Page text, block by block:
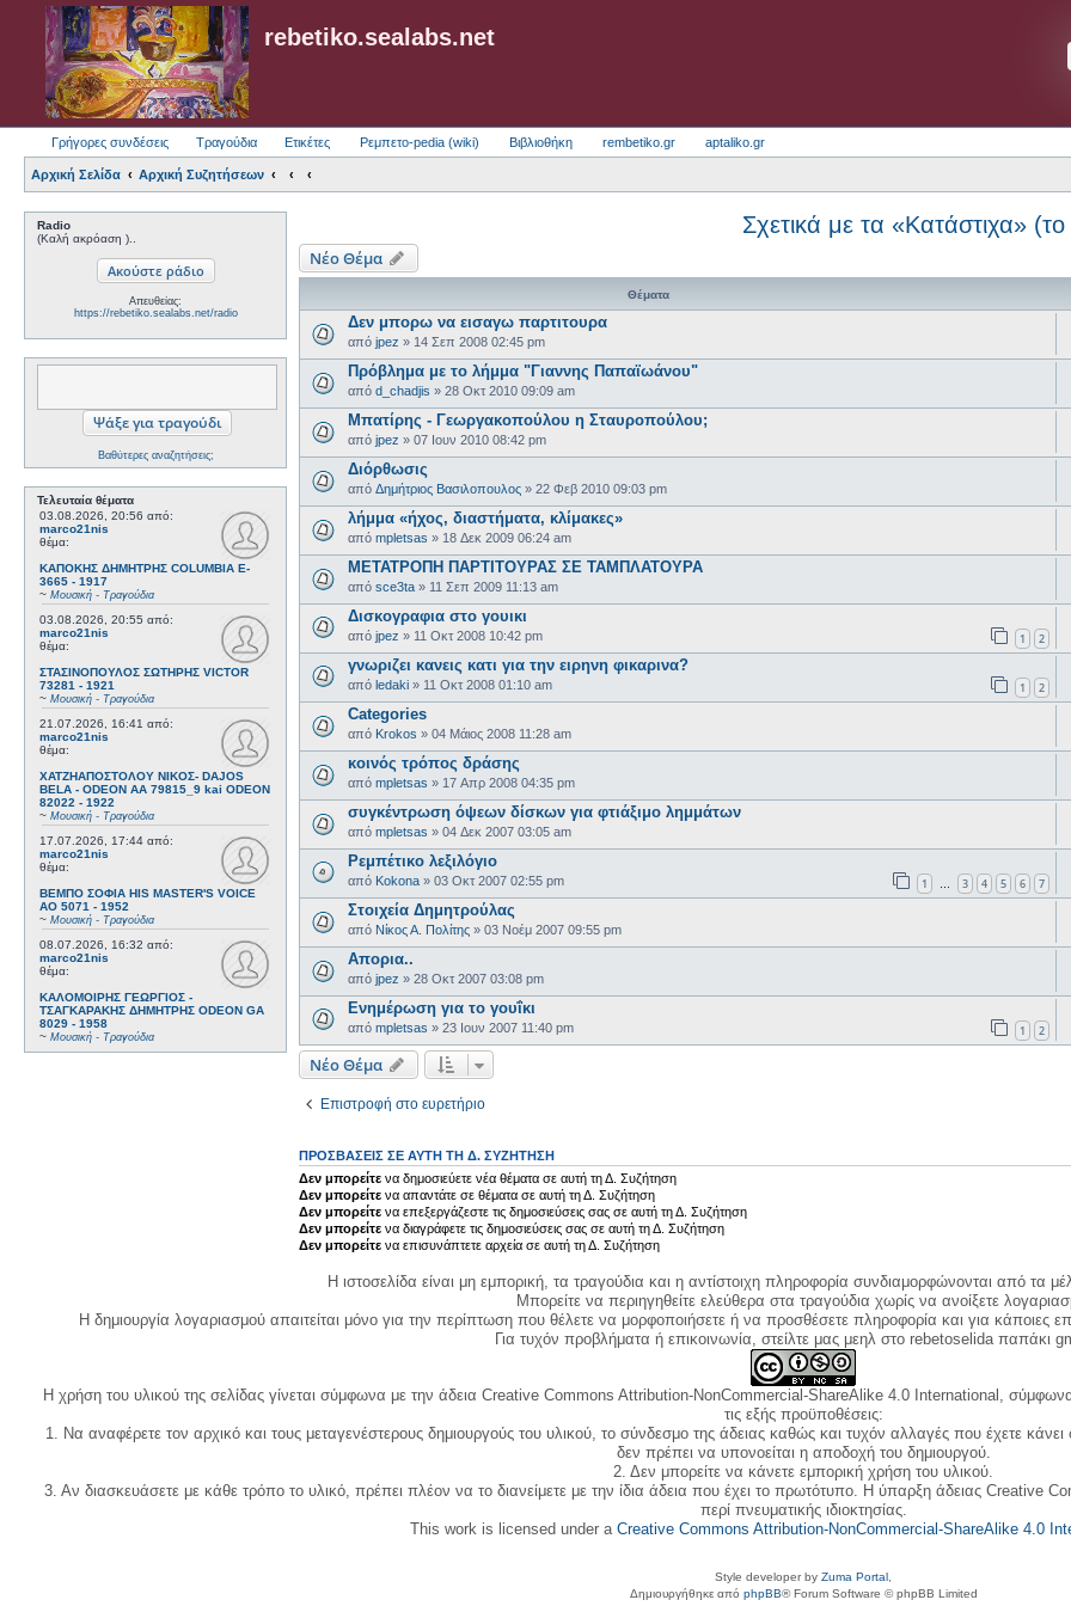
rebetiko.sealabs.net
Γρήγορες συνδέσεις Τραγούδια Ετικέτες Ρεμπετο-pedia (wiki) Βιβλιοθήκη rembetiko.gr aptaliko.gr
Αρχική Σελίδα Αρχική Συζητήσεων
Radio
(Καλή ακρόαση )..
Απευθείας:
https://rebetiko.sealabs.net/radio
Βαθύτερες αναζητήσεις;
Τελευταία θέματα
03.08.2026, 20:56 από:
marco21nis
θέμα:
ΚΑΠΟΚΗΣ ΔΗΜΗΤΡΗΣ COLUMBIA E-
3665 - 1917
~ Μουσική - Τραγούδια
03.08.2026, 20:55 από:
marco21nis
θέμα:
ΣΤΑΣΙΝΟΠΟΥΛΟΣ ΣΩΤΗΡΗΣ VICTOR
73281 - 1921
~ Μουσική - Τραγούδια
21.07.2026, 16:41 από:
marco21nis
θέμα:
ΧΑΤΖΗΑΠΟΣΤΟΛΟΥ ΝΙΚΟΣ- DAJOS
BELA - ODEON AA 79815_9 kai ODEON
82022 - 1922
~ Μουσική - Τραγούδια
17.07.2026, 17:44 από:
marco21nis
θέμα:
ΒΕΜΠΟ ΣΟΦΙΑ HIS MASTER'S VOICE
AO 5071 - 1952
~ Μουσική - Τραγούδια
08.07.2026, 16:32 από:
marco21nis
θέμα:
ΚΑΛΟΜΟΙΡΗΣ ΓΕΩΡΓΙΟΣ -
ΤΣΑΓΚΑΡΑΚΗΣ ΔΗΜΗΤΡΗΣ ODEON GA
8029 - 1958
~ Μουσική - Τραγούδια
Σχετικά με τα «Κατάστιχα» (το
Νέο Θέμα
Θέματα
Δεν μπορω να εισαγω παρτιτουρα
από jpez » 14 Σεπ 2008 02:45 pm
Πρόβλημα με το λήμμα "Γιαννης Παπαϊωάνου"
από d_chadjis » 28 Οκτ 2010 09:09 am
Μπατίρης - Γεωργακοπούλου η Σταυροπούλου;
από jpez » 07 Ιουν 2010 08:42 pm
Διόρθωσις
από Δημήτριος Βασιλοπουλος » 22 Φεβ 2010 09:03 pm
λήμμα «ήχος, διαστήματα, κλίμακες»
από mpletsas » 18 Δεκ 2009 06:24 am
ΜΕΤΑΤΡΟΠΗ ΠΑΡΤΙΤΟΥΡΑΣ ΣΕ ΤΑΜΠΛΑΤΟΥΡΑ
από sce3ta » 11 Σεπ 2009 11:13 am
Δισκογραφια στο γουικι
από jpez » 11 Οκτ 2008 10:42 pm 1 2
γνωριζει κανεις κατι για την ειρηνη φικαρινα?
από ledaki » 11 Οκτ 2008 01:10 am 1 2
Categories
από Krokos » 04 Μάιος 2008 11:28 am
κοινός τρόπος δράσης
από mpletsas » 17 Απρ 2008 04:35 pm
συγκέντρωση όψεων δίσκων για φτιάξιμο λημμάτων
από mpletsas » 04 Δεκ 2007 03:05 am
Ρεμπέτικο λεξιλόγιο
από Kokona » 03 Οκτ 2007 02:55 pm 1 … 3 4 5 6 7
Στοιχεία Δημητρούλας
από Νίκος Α. Πολίτης » 03 Νοέμ 2007 09:55 pm
Απορια..
από jpez » 28 Οκτ 2007 03:08 pm
Ενημέρωση για το γουΐκι
από mpletsas » 23 Ιουν 2007 11:40 pm 1 2
Νέο Θέμα
Επιστροφή στο ευρετήριο
ΠΡΟΣΒΆΣΕΙΣ ΣΕ ΑΥΤΉ ΤΗ Δ. ΣΥΖΉΤΗΣΗ
Δεν μπορείτε να δημοσιεύετε νέα θέματα σε αυτή τη Δ. Συζήτηση
Δεν μπορείτε να απαντάτε σε θέματα σε αυτή τη Δ. Συζήτηση
Δεν μπορείτε να επεξεργάζεστε τις δημοσιεύσεις σας σε αυτή τη Δ. Συζήτηση
Δεν μπορείτε να διαγράφετε τις δημοσιεύσεις σας σε αυτή τη Δ. Συζήτηση
Δεν μπορείτε να επισυνάπτετε αρχεία σε αυτή τη Δ. Συζήτηση
Η ιστοσελίδα είναι μη εμπορική, τα τραγούδια και η αντίστοιχη πληροφορία συνδιαμορφώνονται από τα
Μπορείτε να περιηγηθείτε ελεύθερα στα τραγούδια χωρίς να ανοίξετε
Η δημιουργία λογαριασμού απαιτείται μόνο για την περίπτωση που θέλετε να μορφοποιήσετε ή να προσθέσετε πληροφορία και για κάποιες
Για τυχόν προβλήματα ή επικοινωνία, στείλτε μας μεηλ στο rebetoselida παπάκι
Η χρήση του υλικού της σελίδας γίνεται σύμφωνα με την άδεια Creative Commons Attribution-NonCommercial-ShareAlike 4.0 International, σύμφωνα
τις εξής προϋποθέσεις:
1. Να αναφέρετε τον αρχικό και τους μεταγενέστερους δημιουργούς του υλικού, το σύνδεσμο της άδειας καθώς και τυχόν αλλαγές που έχετε
δεν πρέπει να υπονοείται η αποδοχή του δημιουργού.
2. Δεν μπορείτε να κάνετε εμπορική χρήση του υλικού.
3. Αν διασκευάσετε με κάθε τρόπο το υλικό, πρέπει πλέον να το διανείμετε με την ίδια άδεια που έχει το πρωτότυπο. Η ύπαρξη άδειας Creative
περί πνευματικής ιδιοκτησίας.
This work is licensed under a Creative Commons Attribution-NonCommercial-ShareAlike 4.0
Style developer by Zuma Portal
Δημιουργήθηκε από phpBB® Forum Software © phpBB Limited